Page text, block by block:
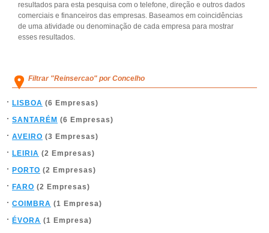
resultados para esta pesquisa com o telefone, direção e outros dados
comerciais e financeiros das empresas. Baseamos em coincidências
de uma atividade ou denominação de cada empresa para mostrar
esses resultados.
Filtrar "Reinsercao" por Concelho
LISBOA (6 Empresas)
SANTARÉM (6 Empresas)
AVEIRO (3 Empresas)
LEIRIA (2 Empresas)
PORTO (2 Empresas)
FARO (2 Empresas)
COIMBRA (1 Empresa)
ÉVORA (1 Empresa)